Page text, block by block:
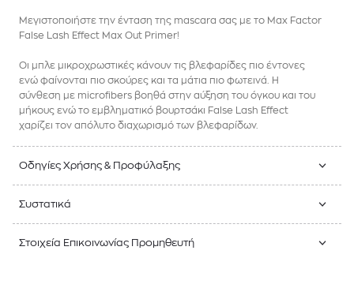
Μεγιστοποιήστε την ένταση της mascara σας με το Max Factor
False Lash Effect Max Out Primer!
Οι μπλε μικροχρωστικές κάνουν τις βλεφαρίδες πιο έντονες
ενώ φαίνονται πιο σκούρες και τα μάτια πιο φωτεινά. Η
σύνθεση με microfibers βοηθά στην αύξηση του όγκου και του
μήκους ενώ το εμβληματικό βουρτσάκι False Lash Effect
χαρίζει τον απόλυτο διαχωρισμό των βλεφαρίδων.
Οδηγίες Χρήσης & Προφύλαξης
Συστατικά
Στοιχεία Επικοινωνίας Προμηθευτή